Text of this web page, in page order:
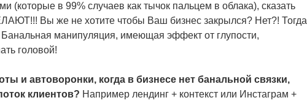
в 99% случаев как тычок пальцем в облака), сказать
Вы же не хотите чтобы Ваш бизнес закрылся? Нет?! Тогда
Банальная манипуляция, имеющая эффект от глупости,
головой!
и автоворонки, когда в бизнесе нет банальной связки,
клиентов? Например лендинг + контекст или Инстаграм +